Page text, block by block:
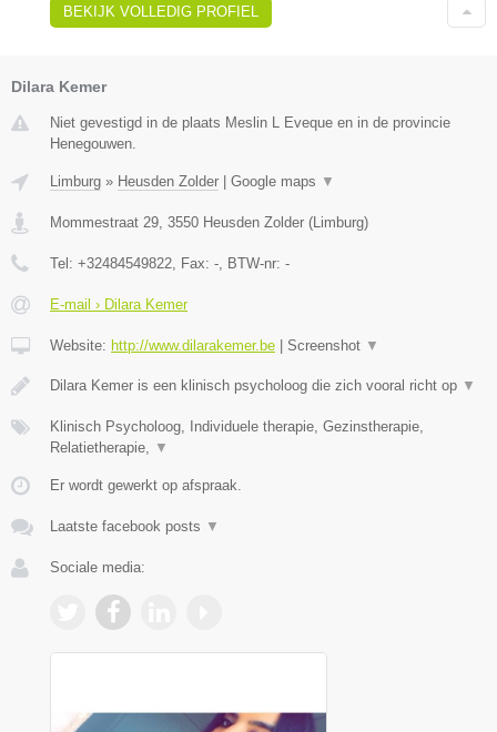
BEKIJK VOLLEDIG PROFIEL
Dilara Kemer
Niet gevestigd in de plaats Meslin L Eveque en in de provincie
Henegouwen.
Limburg » Heusden Zolder Google maps ▼
Mommestraat 29 3550 Heusden Zolder ( Limburg)
Tel: +32484549822 , Fax: - , BTW-nr: -
E-mail › Dilara Kemer
Website: http://www.dilarakemer.be Screenshot ▼
Dilara Kemer is een klinisch psycholoog die zich vooral richt op ▼
Klinisch Psycholoog, Individuele therapie, Gezinstherapie,
Relatietherapie,
▼
Er wordt gewerkt op afspraak.
Laatste facebook posts ▼
Sociale media: